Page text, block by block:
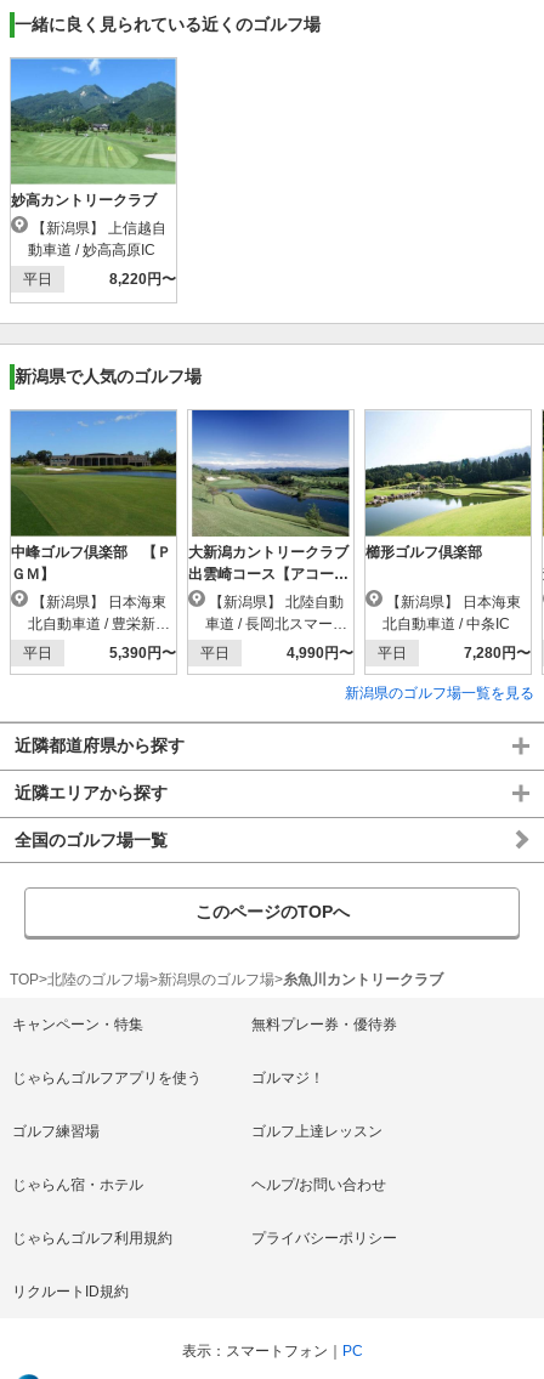
一緒に良く見られている近くのゴルフ場
妙高カントリークラブ
動車道 / 妙高高原IC
平日
8,220円〜
新潟県で人気のゴルフ場
中峰ゴルフ倶楽部 【Ｐ
ＧＭ】
北自動車道 / 豊栄新潟
東港IC
平日 5,390円〜
大新潟カントリークラブ
出雲崎コース【アコーデ
ィア】
車道 / 長岡北スマートI
C
平日 4,990円〜
櫛形ゴルフ倶楽部
北自動車道 / 中条IC
平日
7,280円〜
新潟県のゴルフ場一覧を見る
近隣都道府県から探す
近隣エリアから探す
全国のゴルフ場一覧
このページのTOPへ
TOP 北陸のゴルフ場 新潟県のゴルフ場 糸魚川カントリークラブ
キャンペーン・特集 無料プレー券・優待券
じゃらんゴルフアプリを使う ゴルマジ！
ゴルフ練習場 ゴルフ上達レッスン
じゃらん宿・ホテル ヘルプ/お問い合わせ
じゃらんゴルフ利用規約 プライバシーポリシー
リクルートID規約
表示 スマートフォン PC